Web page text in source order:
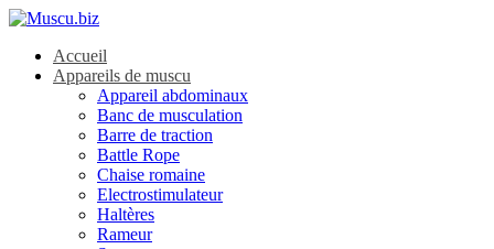
Accueil
Appareils de muscu
Appareil abdominaux
Banc de musculation
Barre de traction
Battle Rope
Chaise romaine
Electrostimulateur
Haltères
Rameur